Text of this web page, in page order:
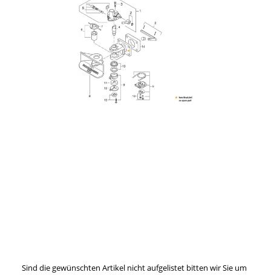
Sind die gewünschten Artikel nicht aufgelistet bitten wir Sie um